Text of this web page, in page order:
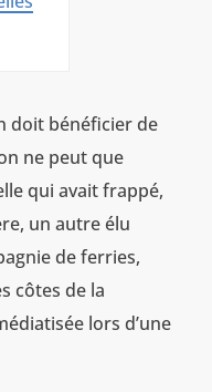
doit bénéficier de
ne peut que
qui avait frappé,
un autre élu
de ferries,
côtes de la
lors d’une